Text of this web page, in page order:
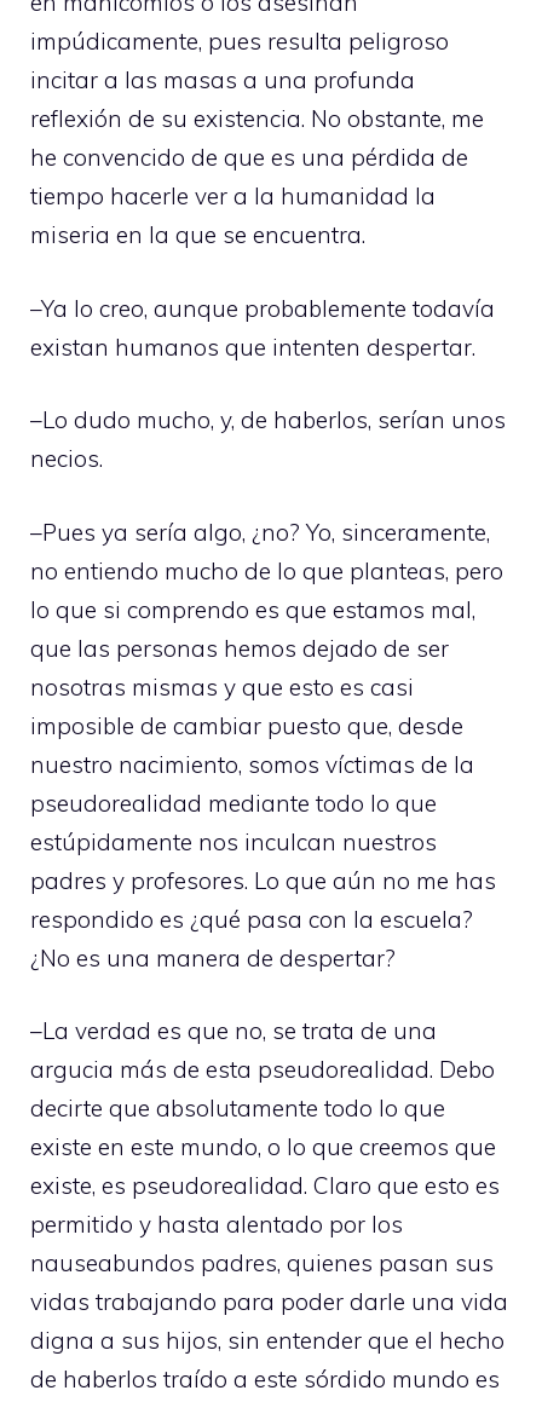
impúdicamente, pues resulta peligroso
incitar a las masas a una profunda
reflexión de su existencia. No obstante, me
he convencido de que es una pérdida de
tiempo hacerle ver a la humanidad la
miseria en la que se encuentra.
–Ya lo creo, aunque probablemente todavía
existan humanos que intenten despertar.
–Lo dudo mucho, y, de haberlos, serían unos
necios.
–Pues ya sería algo, ¿no? Yo, sinceramente,
no entiendo mucho de lo que planteas, pero
lo que si comprendo es que estamos mal,
que las personas hemos dejado de ser
nosotras mismas y que esto es casi
imposible de cambiar puesto que, desde
nuestro nacimiento, somos víctimas de la
pseudorealidad mediante todo lo que
estúpidamente nos inculcan nuestros
padres y profesores. Lo que aún no me has
respondido es ¿qué pasa con la escuela?
¿No es una manera de despertar?
–La verdad es que no, se trata de una
argucia más de esta pseudorealidad. Debo
decirte que absolutamente todo lo que
existe en este mundo, o lo que creemos que
existe, es pseudorealidad. Claro que esto es
permitido y hasta alentado por los
nauseabundos padres, quienes pasan sus
vidas trabajando para poder darle una vida
digna a sus hijos, sin entender que el hecho
de haberlos traído a este sórdido mundo es